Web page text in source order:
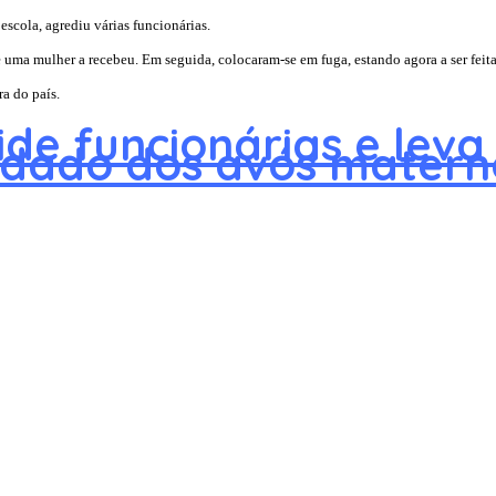
agrediu várias funcionárias.
mulher a recebeu. Em seguida, colocaram-se em fuga, estando agora a ser
do país.
funcionárias e
dos avós